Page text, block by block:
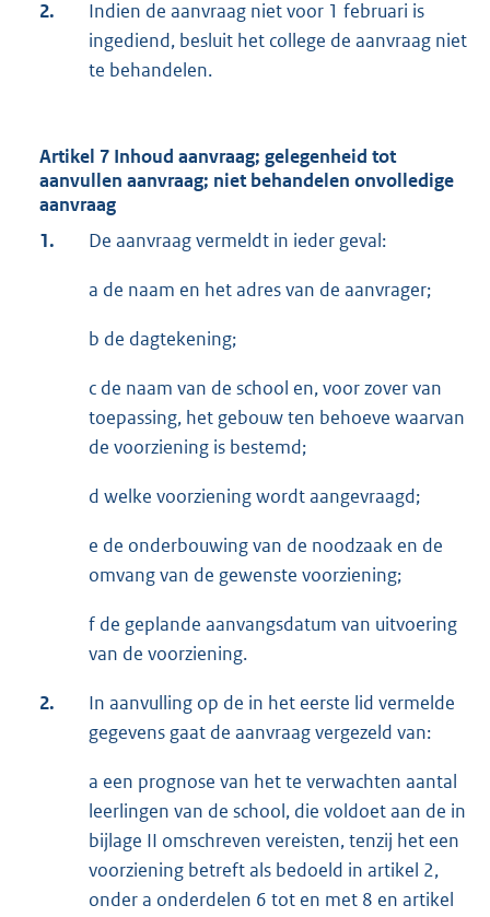
2.
Indien de aanvraag niet voor 1 februari is
ingediend, besluit het college de aanvraag niet
te behandelen.
Artikel 7 Inhoud aanvraag; gelegenheid tot
aanvullen aanvraag; niet behandelen onvolledige
aanvraag
1.
De aanvraag vermeldt in ieder geval:
a de naam en het adres van de aanvrager;
b de dagtekening;
c de naam van de school en, voor zover van
toepassing, het gebouw ten behoeve waarvan
de voorziening is bestemd;
d welke voorziening wordt aangevraagd;
e de onderbouwing van de noodzaak en de
omvang van de gewenste voorziening;
f de geplande aanvangsdatum van uitvoering
van de voorziening.
2.
In aanvulling op de in het eerste lid vermelde
gegevens gaat de aanvraag vergezeld van:
a een prognose van het te verwachten aantal
leerlingen van de school, die voldoet aan de in
bijlage II omschreven vereisten, tenzij het een
voorziening betreft als bedoeld in artikel 2,
onder a onderdelen 6 tot en met 8 en artikel